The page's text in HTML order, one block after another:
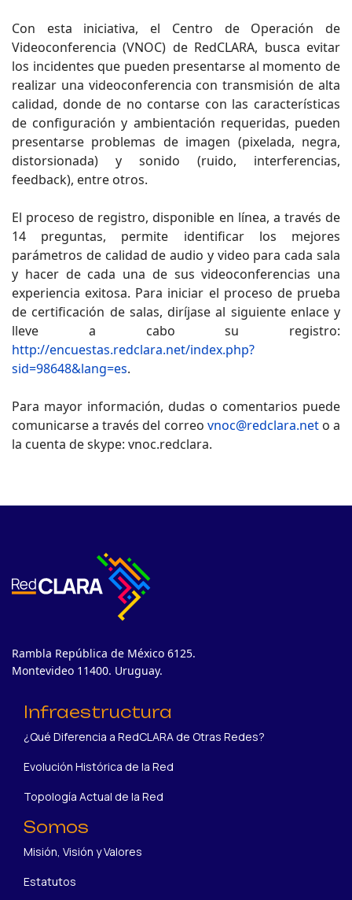
Con esta iniciativa, el Centro de Operación de
Videoconferencia (VNOC) de RedCLARA, busca evitar
los incidentes que pueden presentarse al momento de
realizar una videoconferencia con transmisión de alta
calidad, donde de no contarse con las características
de configuración y ambientación requeridas, pueden
presentarse problemas de imagen (pixelada, negra,
distorsionada) y sonido (ruido, interferencias,
feedback), entre otros.
El proceso de registro, disponible en línea, a través de
14 preguntas, permite identificar los mejores
parámetros de calidad de audio y video para cada sala
y hacer de cada una de sus videoconferencias una
experiencia exitosa. Para iniciar el proceso de prueba
de certificación de salas, diríjase al siguiente enlace y
lleve a cabo su registro:
http://encuestas.redclara.net/index.php?
sid=98648&lang=es.
Para mayor información, dudas o comentarios puede
comunicarse a través del correo vnoc@redclara.neto a
la cuenta de skype: vnoc.redclara.
Rambla República de México 6125.
Montevideo 11400. Uruguay.
Infraestructura
¿Qué Diferencia a RedCLARA de Otras Redes?
Evolución Histórica de la Red
Topología Actual de la Red
Somos
Misión, Visión y Valores
Estatutos